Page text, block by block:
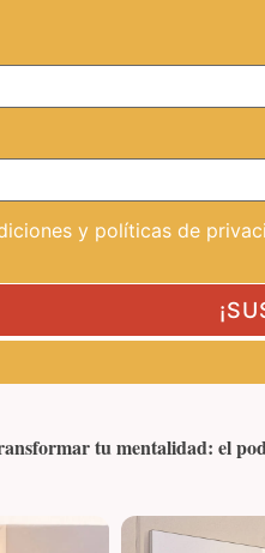
y políticas de
tu mentalidad: el